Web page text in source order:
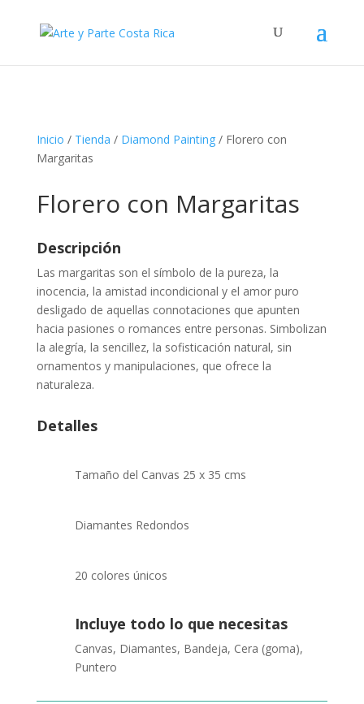
Inicio / Tienda / Diamond Painting/ Florero con
Margaritas
Florero con Margaritas
Descripción
Las margaritas son el símbolo de la pureza, la
inocencia, la amistad incondicional y el amor puro
desligado de aquellas connotaciones que apunten
hacia pasiones o romances entre personas. Simbolizan
la alegría, la sencillez, la sofisticación natural, sin
ornamentos y manipulaciones, que ofrece la
naturaleza.
Detalles
Tamaño del Canvas 25 x 35 cms
Diamantes Redondos
20 colores únicos
Incluye todo lo que necesitas
Canvas, Diamantes, Bandeja, Cera (goma),
Puntero